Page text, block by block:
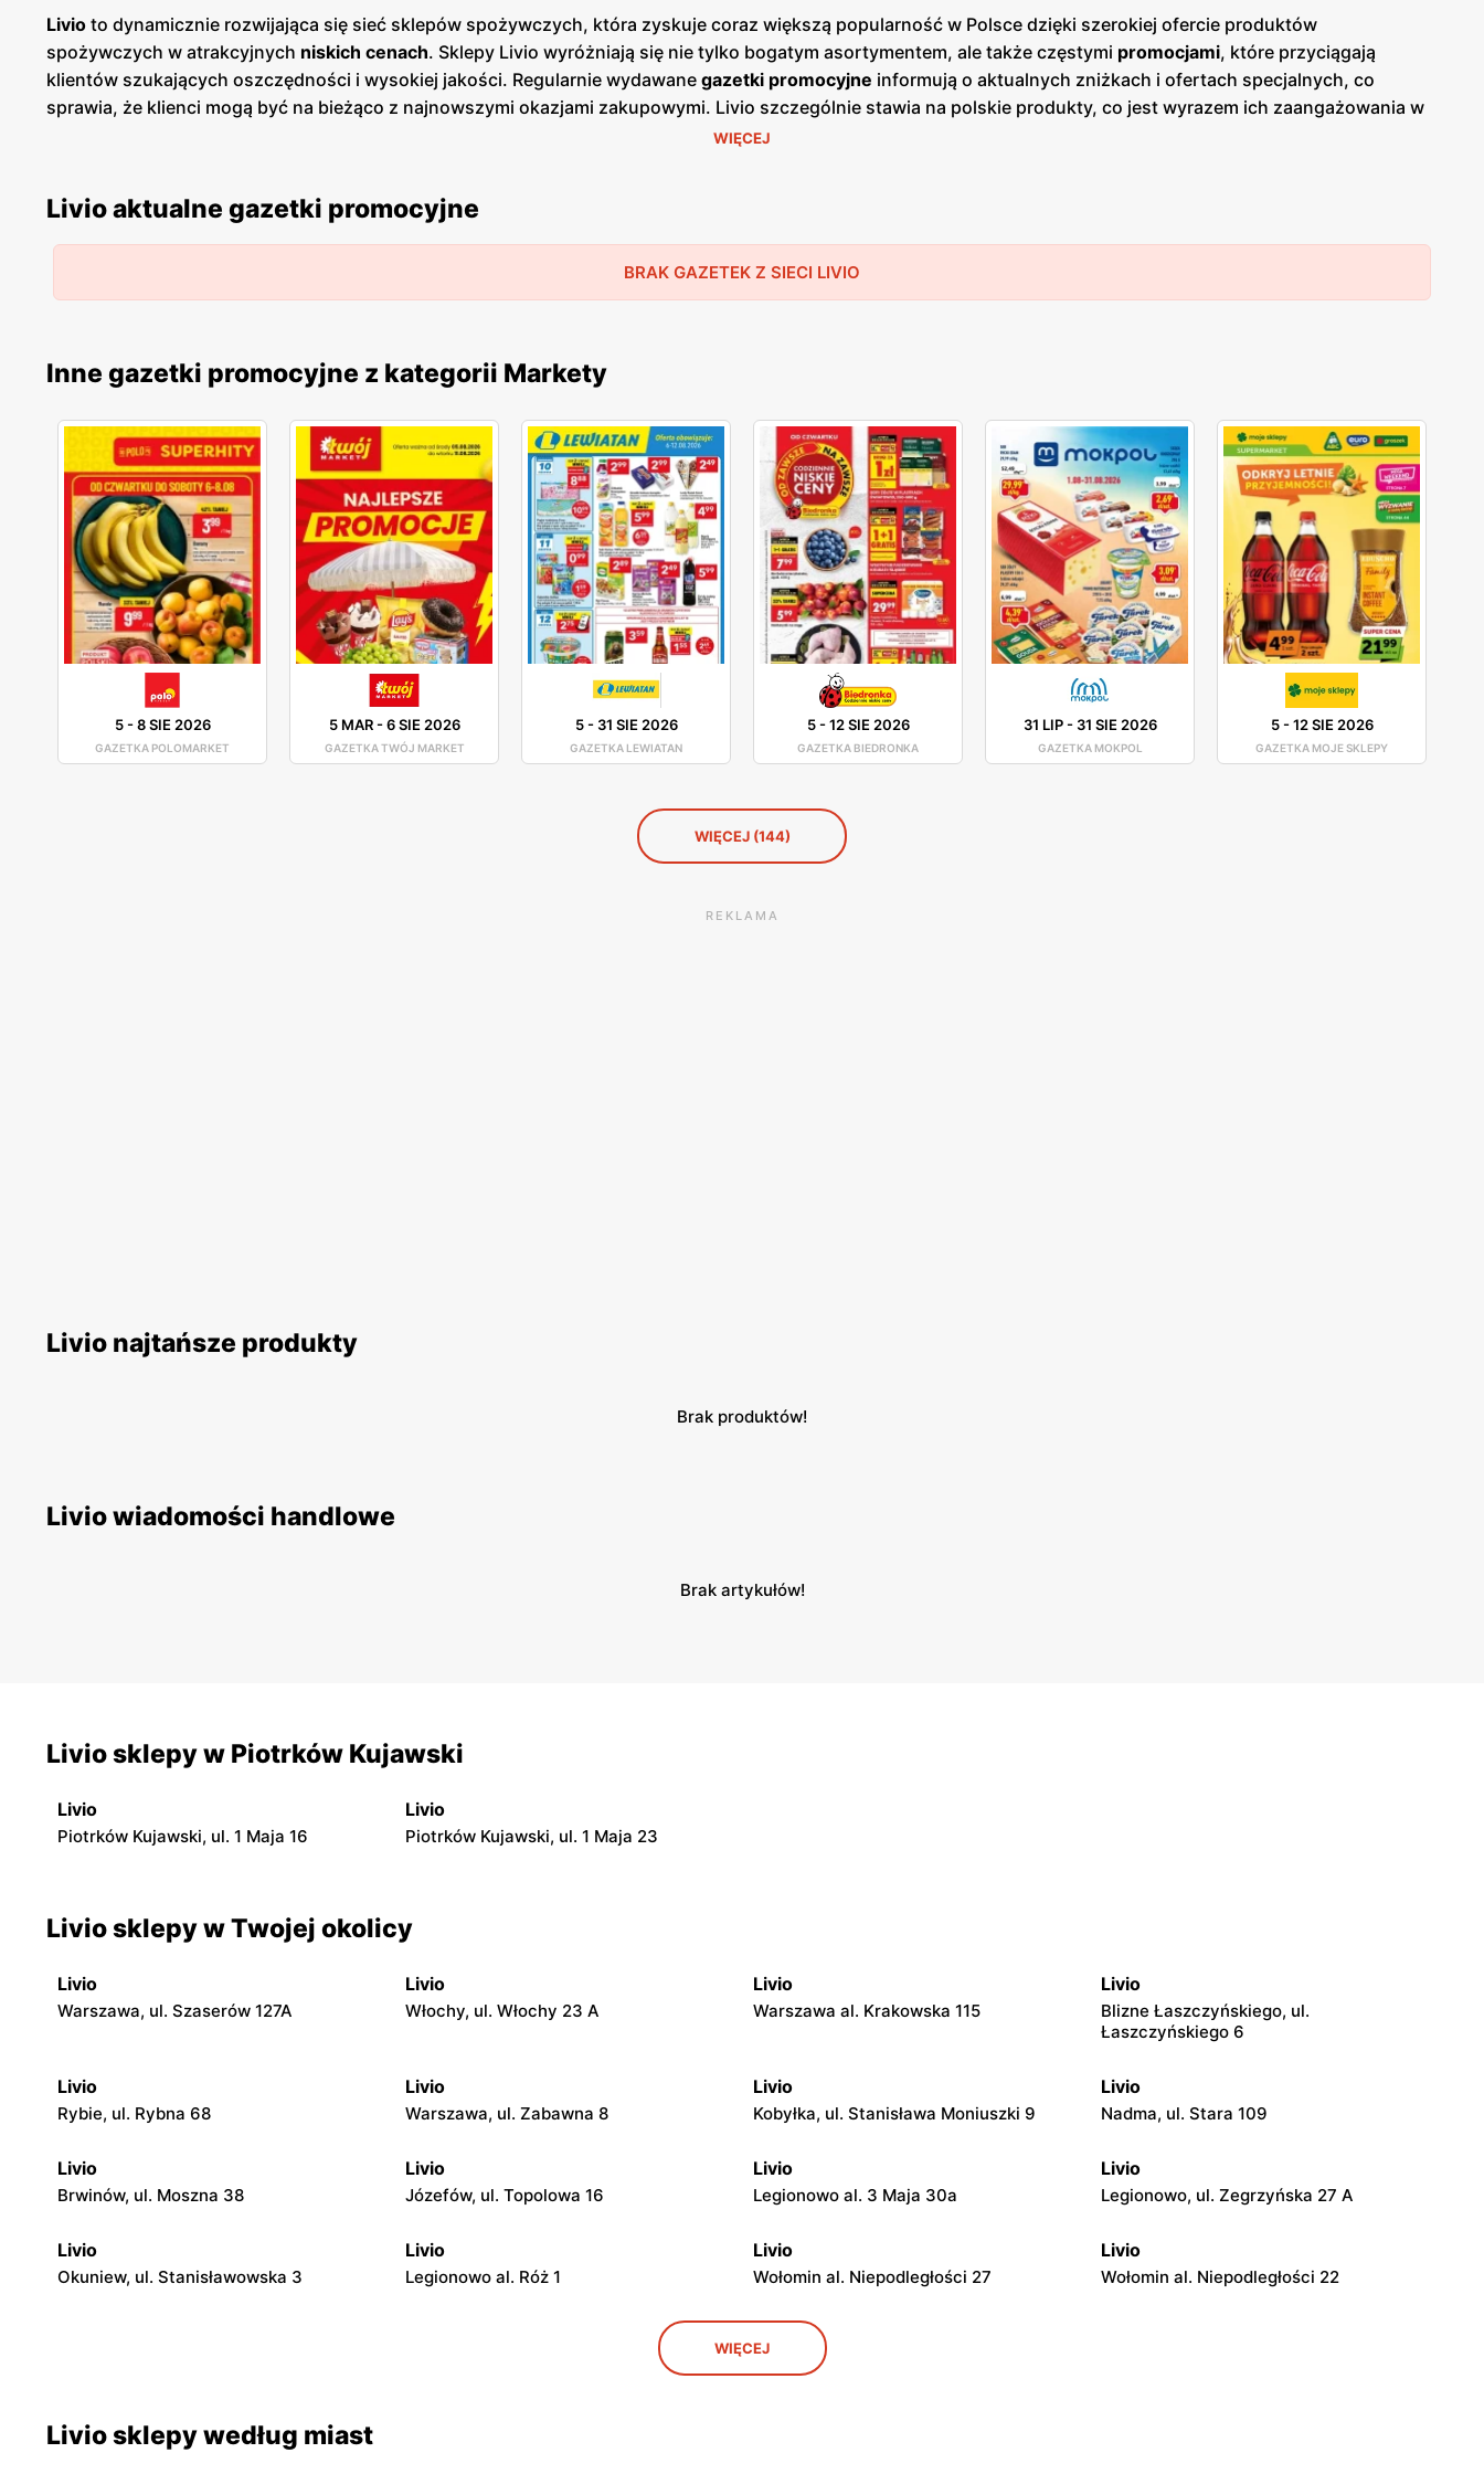
Livio to dynamicznie rozwijająca się sieć sklepów spożywczych, która zyskuje coraz większą popularność w Polsce dzięki szerokiej ofercie produktów
spożywczych w atrakcyjnych niskich cenach. Sklepy Livio wyróżniają się nie tylko bogatym asortymentem, ale także częstymi promocjami, które przyciągają
klientów szukających oszczędności i wysokiej jakości. Regularnie wydawane gazetki promocyjne informują o aktualnych zniżkach i ofertach specjalnych, co
sprawia, że klienci mogą być na bieżąco z najnowszymi okazjami zakupowymi. Livio szczególnie stawia na polskie produkty, co jest wyrazem ich zaangażowania w
wspieranie lokalnych producentów i dostarczanie klientom świeżych, zdrowych i lokalnych produktów. W ofercie sklepów można znaleźć szeroki wybór owoców i
przestronne, dobrze zaopatrzone i łatwo dostępne, co sprawia, że zakupy są szybkie i przyjemne. Klienci mogą liczyć na pomocną obsługę oraz atrakcyjne
promocje, które regularnie pojawiają się w ofercie. Dzięki temu Livio zdobywa coraz większe grono lojalnych klientów, którzy regularnie wracają, aby skorzystać z
najnowszych ofert. Dodatkowym atutem Livio jest ich zaangażowanie w ochronę środowiska. Sklepy promują ekologiczne torby na zakupy oraz starają się
minimalizować użycie plastiku w opakowaniach. To podejście cenią klienci, którzy dbają o zrównoważony rozwój i ochronę środowiska.Livioto sieć sklepów
WIĘCEJ
Livio aktualne gazetki promocyjne
BRAK GAZETEK Z SIECI LIVIO
Inne gazetki promocyjne z kategorii Markety
5-8 SIE 2026
GAZETKA POLOMARKET
5 MAR-6 SIE 2026
GAZETKA TWÓJ MARKET
5- 31 SIE 2026
GAZETKA LEWIATAN
5-12 SIE 2026
GAZETKA BIEDRONKA
31 LIP- 31 SIE 2026
GAZETKA MOKPOL
5-12 SIE 2026
GAZETKA MOJE SKLEPY
WIĘCEJ (144)
REKLAMA
Livio najtańsze produkty
Brak produktów!
Livio wiadomości handlowe
Brak artykułów!
Livio sklepy w Piotrków Kujawski
Livio
Piotrków Kujawski, ul. 1 Maja 16
Livio
Piotrków Kujawski, ul. 1 Maja 23
Livio sklepy w Twojej okolicy
Livio
Warszawa, ul. Szaserów 127A
Livio
Włochy, ul. Włochy 23 A
Livio
Warszawa al. Krakowska 115
Livio
Blizne Łaszczyńskiego, ul.
Łaszczyńskiego 6
Livio
Rybie, ul. Rybna 68
Livio
Warszawa, ul. Zabawna 8
Livio
Kobyłka, ul. Stanisława Moniuszki 9
Livio
Nadma, ul. Stara 109
Livio
Brwinów, ul. Moszna 38
Livio
Józefów, ul. Topolowa 16
Livio
Legionowo al. 3 Maja 30a
Livio
Legionowo, ul. Zegrzyńska 27 A
Livio
Okuniew, ul. Stanisławowska 3
Livio
Legionowo al. Róż 1
Livio
Wołomin al. Niepodległości 27
Livio
Wołomin al. Niepodległości 22
Wołomin, ul. Szosa Jadowska 14B
Otwock, ul. Stefana Batorego 4
WIĘCEJ
Livio sklepy według miast